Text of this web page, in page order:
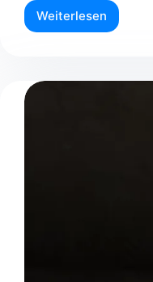
Weiterlesen
Die
Entwicklung